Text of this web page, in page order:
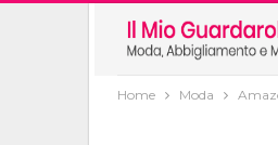
Home Moda